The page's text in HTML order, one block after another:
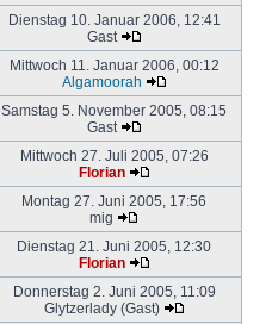
Dienstag 10. Januar 2006, 12:41
Gast
Mittwoch 11. Januar 2006, 00:12
Algamoorah
Samstag 5. November 2005, 08:15
Gast
Mittwoch 27. Juli 2005, 07:26
Florian
Montag 27. Juni 2005, 17:56
mig
Dienstag 21. Juni 2005, 12:30
Florian
Donnerstag 2. Juni 2005, 11:09
Glytzerlady (Gast)